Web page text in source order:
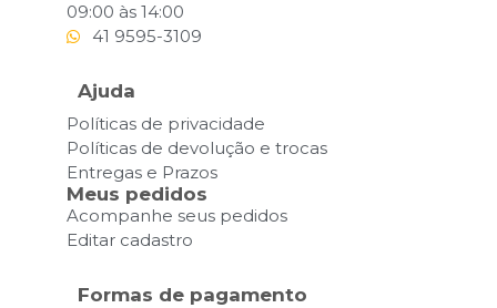
09:00 às 14:00
41 9595-3109
Ajuda
Políticas de privacidade
Políticas de devolução e trocas
Entregas e Prazos
Meus pedidos
Acompanhe seus pedidos
Editar cadastro
Formas de pagamento